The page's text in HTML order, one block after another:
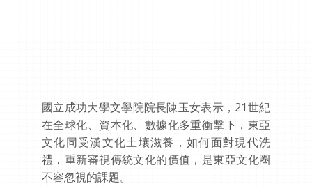
國立成功大學文學院院長陳玉女表示，21世紀
在全球化、資本化、數據化多重衝擊下，東亞
文化同受漢文化土壤滋養，如何面對現代洗
禮，重新審視傳統文化的價值，是東亞文化圈
不容忽視的課題。